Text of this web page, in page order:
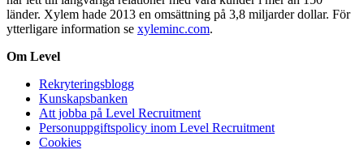
länder. Xylem hade 2013 en omsättning på 3,8 miljarder dollar. För
ytterligare information se xyleminc.com.
Om Level
Rekryteringsblogg
Kunskapsbanken
Att jobba på Level Recruitment
Personuppgiftspolicy inom Level Recruitment
Cookies